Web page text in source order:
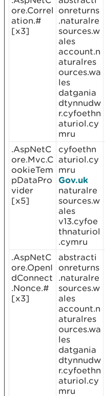
ore.Correl
ation.#
[x3]
onreturns
.naturalre
sources.w
ales
account.n
aturalres
ources.wa
les
datgania
dtynnudw
r.cyfoethn
aturiol.cy
mru
.AspNetC
ore.Mvc.C
ookieTem
pDataPro
vider
[x5]
cyfoethn
aturiol.cy
mru
Gov.uk
naturalre
sources.w
ales
v13.cyfoe
thnaturiol
.cymru
.AspNetC
ore.OpenI
dConnect
.Nonce.#
[x3]
abstracti
onreturns
.naturalre
sources.w
ales
account.n
aturalres
ources.wa
les
datgania
dtynnudw
r.cyfoethn
aturiol.cy
mru